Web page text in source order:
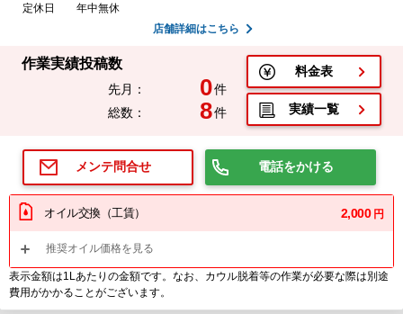
定休日
年中無休
店舗詳細はこちら
作業実績投稿数
先月： 0件
総数：
8件
料金表
実績一覧
メンテ問合せ 電話をかける
オイル交換（工賃） 2,000 円
推奨オイル価格を見る
表示金額は1Lあたりの金額です。なお、カウル脱着等の作業が必要な際は別途
費用がかかることがございます。